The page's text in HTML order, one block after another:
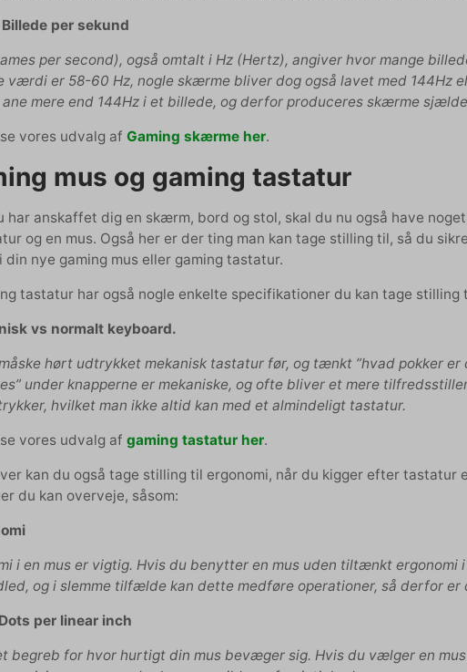
Billede per sekund
per second), også omtalt i Hz (Hertz), angiver hvor mange
værdi er 58-60 Hz, nogle skærme bliver dog også lavet med 144Hz
mere end 144Hz i et billede, og derfor produceres skærme
vores udvalg af Gaming skærme her.
mus og gaming tastatur
har anskaffet dig en skærm, bord og stol, skal du nu også have
og en mus. Også her er der ting man kan tage stilling til, så du
din nye gaming mus eller gaming tastatur.
tastatur har også nogle enkelte specifikationer du kan tage stilling
vs normalt keyboard.
hørt udtrykket mekanisk tastatur før, og tænkt ”hvad pokker
under knapperne er mekaniske, og ofte bliver et mere
hvilket man ikke altid kan med et almindeligt tastatur.
vores udvalg af gaming tastatur her.
kan du også tage stilling til ergonomi, når du kigger efter tastatur
du kan overveje, såsom:
i en mus er vigtig. Hvis du benytter en mus uden tiltænkt
og i slemme tilfælde kan dette medføre operationer, så derfor
Dots per linear inch
begreb for hvor hurtigt din mus bevæger sig. Hvis du vælger en